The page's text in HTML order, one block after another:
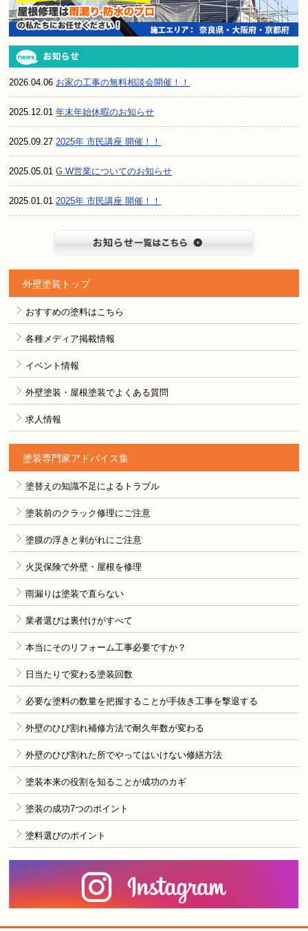
2026.04.06 お家の工事の無料相談会開催！！
2025.12.01年末年始休暇のお知らせ
2025.09.27 2025年 市民講座 開催！！
2025.05.01G.W営業についてのお知らせ
2025.01.01 2025年 市民講座 開催！！
外壁塗装トップ
おすすめの塗料はこちら
各種メディア掲載情報
イベント情報
外壁塗装・屋根塗装でよくある質問
求人情報
塗装専門家アドバイス集
塗替えの知識不足によるトラブル
塗装前のクラック修理にご注意
塗膜の浮きと剥がれにご注意
火災保険で外壁・屋根を修理
雨漏りは塗装で直らない
業者選びは裏付けがすべて
本当にそのリフォーム工事必要ですか？
日当たりで変わる塗装回数
必要な塗料の数量を把握することが手抜き工事を撃退する
外壁のひび割れ補修方法で耐久年数が変わる
外壁のひび割れた所でやってはいけない修繕方法
塗装本来の役割を知ることが成功のカギ
塗装の成功7つのポイント
塗料選びのポイント